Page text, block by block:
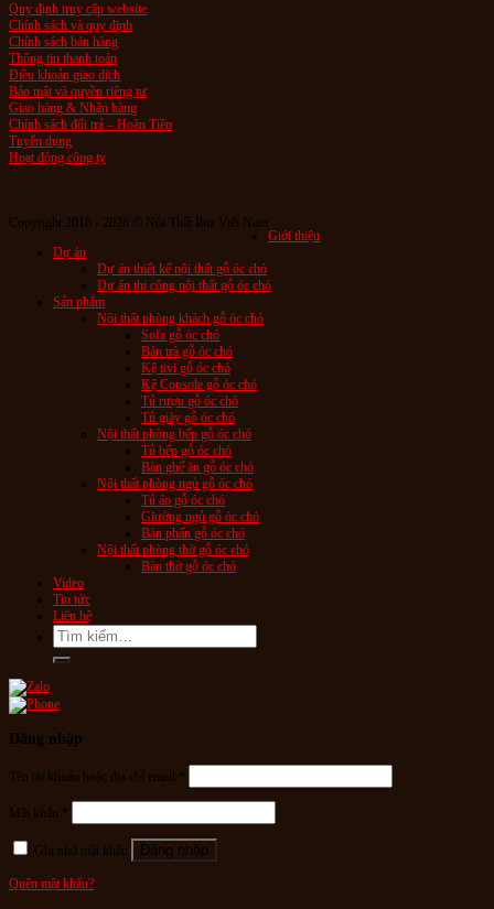
Quy định truy cập website
Chính sách và quy định
Chính sách bán hàng
Thông tin thanh toán
Điều khoản giao dịch
Bảo mật và quyền riêng tư
Giao hàng & Nhận hàng
Chính sách đổi trả – Hoàn Tiền
Tuyển dụng
Hoạt động công ty
Copyright 2016 - 2026 © Nội Thất Ibiz Việt Nam
Giới thiệu
Dự án
Dự án thiết kế nội thất gỗ óc chó
Dự án thi công nội thất gỗ óc chó
Sản phẩm
Nội thất phòng khách gỗ óc chó
Sofa gỗ óc chó
Bàn trà gỗ óc chó
Kệ tivi gỗ óc chó
Kệ Console gỗ óc chó
Tủ rượu gỗ óc chó
Tủ giày gỗ óc chó
Nội thất phòng bếp gỗ óc chó
Tủ bếp gỗ óc chó
Bàn ghế ăn gỗ óc chó
Nội thất phòng ngủ gỗ óc chó
Tủ áo gỗ óc chó
Giường ngủ gỗ óc chó
Bàn phấn gỗ óc chó
Nội thất phòng thờ gỗ óc chó
Bàn thờ gỗ óc chó
Video
Tin tức
Liên hệ
Tìm
kiếm:
Đăng nhập
Tên tài khoản hoặc địa chỉ email *
Mật khẩu *
Ghi nhớ mật khẩu Đăng nhập
Quên mật khẩu?